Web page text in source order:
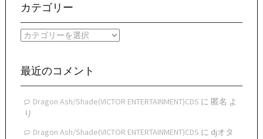
ー
イ
ブ
カテゴリー
カ
リ
最近のコメント
Dragon Ash/Shade(VICTOR ENTERTAINMENT)CDS に 匿名 よ
り
Dragon Ash/Shade(VICTOR ENTERTAINMENT)CDS に djオタ